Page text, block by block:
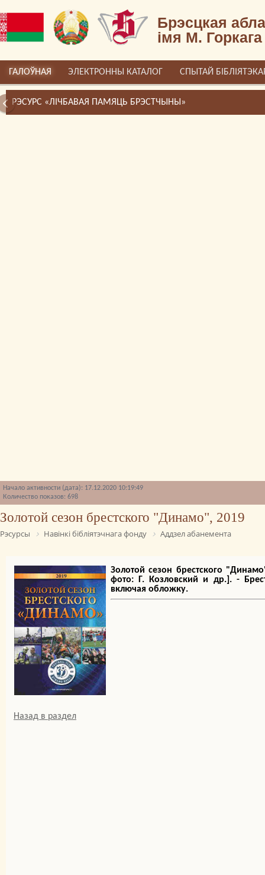
Брэсцкая
імя М. Горкага
ГАЛОЎНАЯ ЭЛЕКТРОННЫ КАТАЛОГ СПЫТАЙ
РЭСУРС «ЛІЧБАВАЯ ПАМЯЦЬ БРЭСТЧЫНЫ»
Начало активности (дата): 17.12.2020 10:19:49
Количество показов: 698
Золотой сезон брестского "Динамо", 2019
Рэсурсы Навінкі бібліятэчнага фонду Аддзел абанемента
Золотой сезон брестского
фото: Г. Козловский и др.]. -
включая обложку.
Назад в раздел